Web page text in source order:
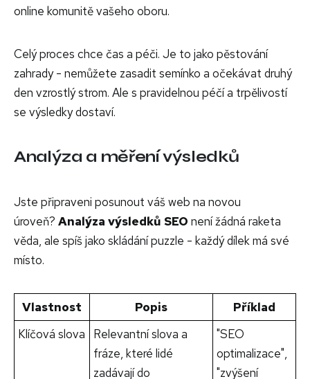
online komunitě vašeho oboru.
Celý proces chce čas a péči. Je to jako pěstování
zahrady - nemůžete zasadit semínko a očekávat druhý
den vzrostlý strom. Ale s pravidelnou péčí a trpělivostí
se výsledky dostaví.
Analýza a měření výsledků
Jste připraveni posunout váš web na novou
úroveň? Analýza výsledků SEO není žádná raketa
věda, ale spíš jako skládání puzzle - každý dílek má své
místo.
Vlastnost Popis
Příklad
Klíčová slova
Relevantní slova a
fráze, které lidé
zadávají do
"SEO
optimalizace",
"zvýšení